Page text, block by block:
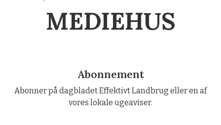
MEDIEHUS
Abonnement
Abonner på dagbladet Effektivt Landbrug eller en af
vores lokale ugeaviser.